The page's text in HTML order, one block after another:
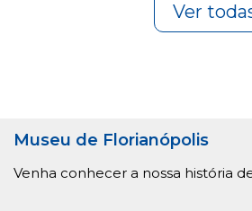
Ver
Museu de Florianópolis
Venha conhecer a nossa história